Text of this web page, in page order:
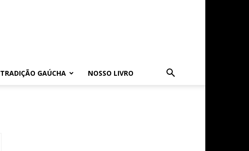
TRADIÇÃO GAÚCHA NOSSO LIVRO